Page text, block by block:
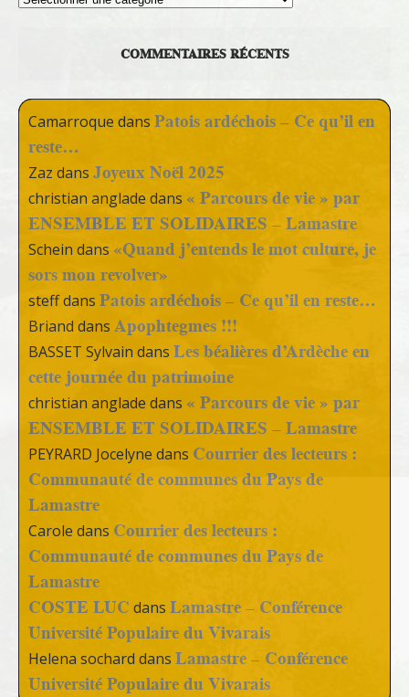
COMMENTAIRES RÉCENTS
Camarroque dans Patois ardéchois – Ce qu’il en
reste…
Zaz dans Joyeux Noël 2025
christian anglade dans « Parcours de vie » par
ENSEMBLE ET SOLIDAIRES – Lamastre
Schein dans «Quand j’entends le mot culture, je
sors mon revolver»
steffdans Patois ardéchois – Ce qu’il en reste…
Briand dans Apophtegmes !!!
BASSET Sylvain dans Les béalières d’Ardèche en
cette journée du patrimoine
christian anglade dans « Parcours de vie » par
ENSEMBLE ET SOLIDAIRES – Lamastre
PEYRARD Jocelyne dans Courrier des lecteurs :
Communauté de communes du Pays de
Lamastre
Carole dans Courrier des lecteurs :
Communauté de communes du Pays de
Lamastre
COSTE LUC dans Lamastre – Conférence
Université Populaire du Vivarais
Helena sochard dans Lamastre – Conférence
Université Populaire du Vivarais